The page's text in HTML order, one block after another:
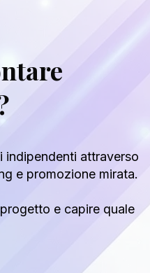
indipendenti attraverso
e promozione mirata.
e capire quale